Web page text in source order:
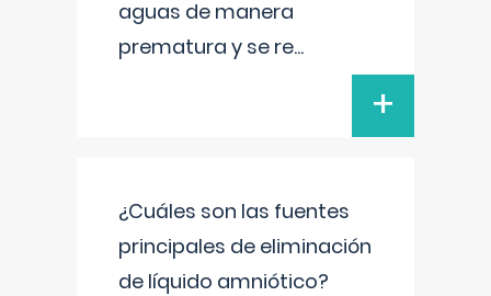
aguas de manera
prematura y se re...
+
¿Cuáles son las fuentes
principales de eliminación
de líquido amniótico?